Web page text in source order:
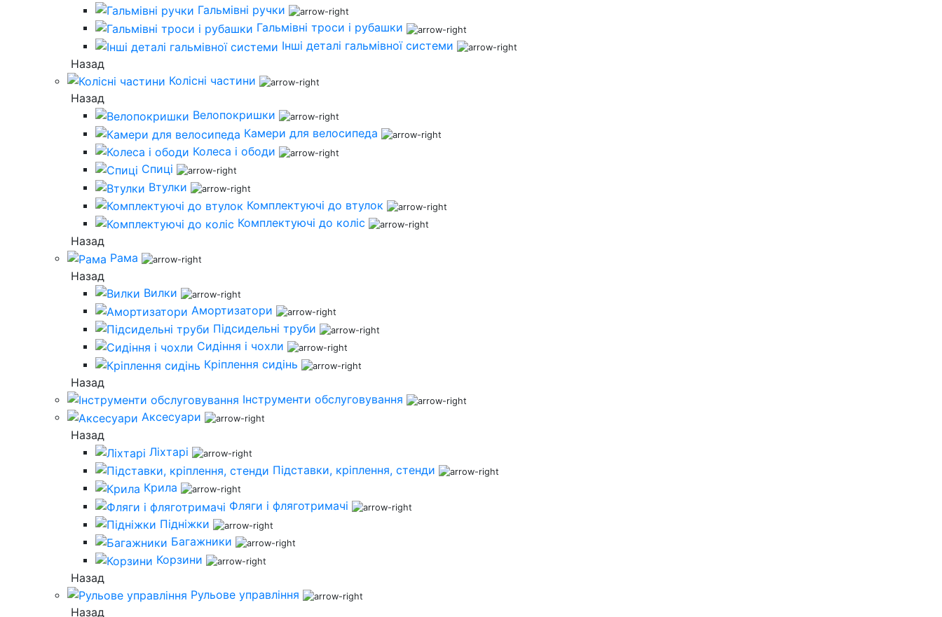
Гальмівні ручки
Гальмівні троси і рубашки
Інші деталі гальмівної системи
Назад
Колісні частини
Назад
Велопокришки
Камери для велосипеда
Колеса і ободи
Спиці
Втулки
Комплектуючі до втулок
Комплектуючі до коліс
Назад
Рама
Назад
Вилки
Амортизатори
Підсидельні труби
Сидіння і чохли
Кріплення сидінь
Назад
Інструменти обслуговування
Аксесуари
Назад
Ліхтарі
Підставки, кріплення, стенди
Крила
Фляги і фляготримачі
Підніжки
Багажники
Корзини
Назад
Рульове управління
Назад